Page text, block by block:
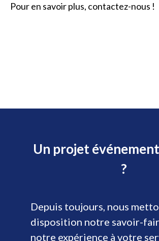
Pour en savoir plus, contactez-nous !
Un projet
?
Depuis toujours, nous
disposition notre savoir-
notre expérience à votre